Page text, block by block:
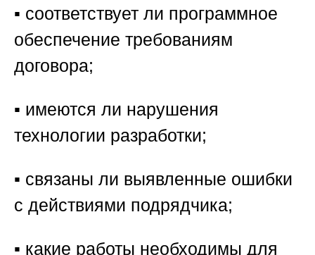
▪️ соответствует ли программное
обеспечение требованиям
договора;
▪️ имеются ли нарушения
технологии разработки;
▪️ связаны ли выявленные ошибки
с действиями подрядчика;
▪️ какие работы необходимы для